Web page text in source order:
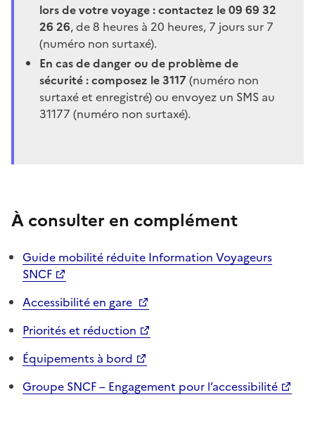
lors de votre voyage : contactez le 09 69 32
26 26, de 8 heures à 20 heures, 7 jours sur 7
(numéro non surtaxé).
En cas de danger ou de problème de
sécurité : composez le 3117 (numéro non
surtaxé et enregistré) ou envoyez un SMS au
31177 (numéro non surtaxé).
À consulter en complément
Guide mobilité réduite Information Voyageurs
SNCF
Accessibilité en gare
Priorités et réduction
Équipements à bord
Groupe SNCF – Engagement pour l’accessibilité